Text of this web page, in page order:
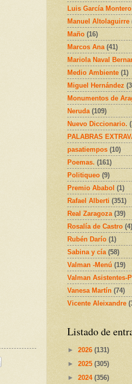
Luis García Montero
Manuel Altolaguirre
Maño (16)
Marcos Ana (41)
Mariola Naval
Medio Ambiente (1)
Miguel Hernández
Monumentos de
Neruda (109)
Nuevo Diccionario.
PALABRAS
pasatiempos (10)
Poemas. (161)
Politiqueo (9)
Premio Ababol (1)
Rafael Alberti (351)
Real Zaragoza (39)
Rosalía de Castro (4)
Rubén Darío (1)
Sabina y cía (58)
Valman -Menú (19)
Valman Asistentes-
Vanesa Martín (74)
Vicente Aleixandre
Listado de
► 2026 (131)
► 2025 (305)
► 2024 (356)